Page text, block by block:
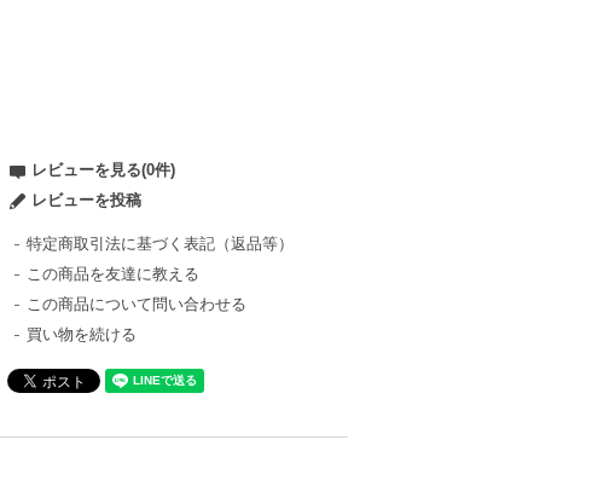
レビューを見る(0件)
レビューを投稿
特定商取引法に基づく表記（返品等）
この商品を友達に教える
この商品について問い合わせる
買い物を続ける